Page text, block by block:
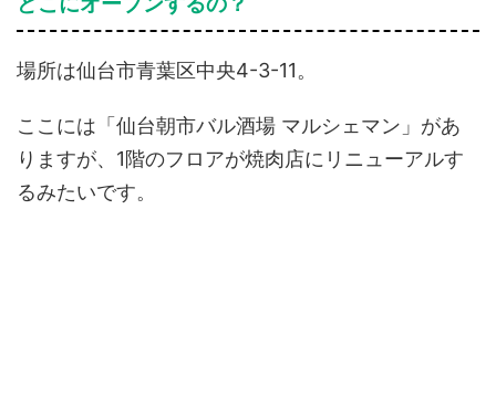
場所は仙台市青葉区中央4-3-11。
ここには「仙台朝市バル酒場 マルシェマン」があ
りますが、1階のフロアが焼肉店にリニューアルす
るみたいです。